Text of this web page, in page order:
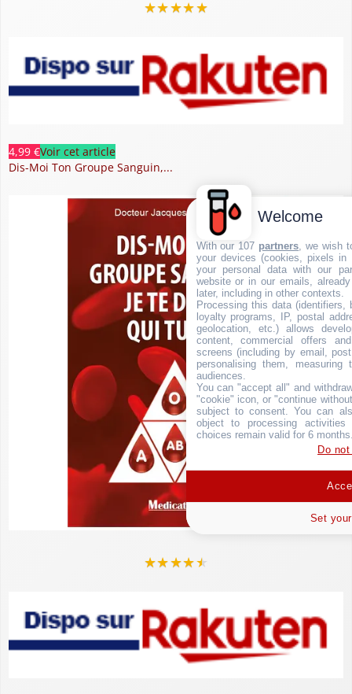
★★★★★
4,99 €Voir cet article
Dis-Moi Ton Groupe Sanguin,...
★★★★★
Welcome
With our 107 partners, we wish
your devices (cookies, pixels
your personal data with our
website or in our emails,
later, including in other contexts.
Processing this data (identifiers,
loyalty programs, IP, postal
geolocation, etc.) allows
content, commercial offers
screens (including by email,
personalising them, measuring
audiences.
You can "accept all" and
"cookie" icon, or "continue
subject to consent. You can
object to processing
choices remain valid for 6
Do
Set